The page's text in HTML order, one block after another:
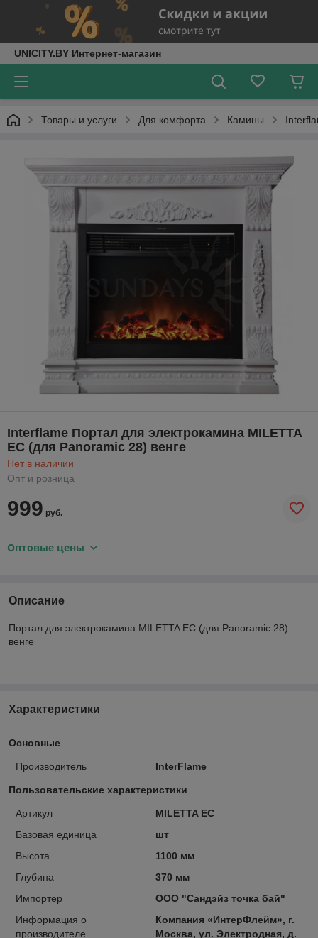
UNICITY.BY Интернет-магазин
Товары и услуги Для комфорта Камины
Interflame Портал для электрокамина MILETTA
EC (для Panoramic 28) венге
Нет в наличии
Опт и розница
999 руб.
Оптовые цены
Описание
Портал для электрокамина MILETTA EC (для Panoramic 28)
венге
Характеристики
Основные
Производитель InterFlame
Пользовательские характеристики
Артикул
MILETTA EC
Базовая единица
шт
Высота
1100 мм
Глубина
370 мм
Импортер
ООО "Сандэйз точка бай"
Информация о
производителе
Компания «ИнтерФлейм», г.
Москва, ул. Электродная, д.